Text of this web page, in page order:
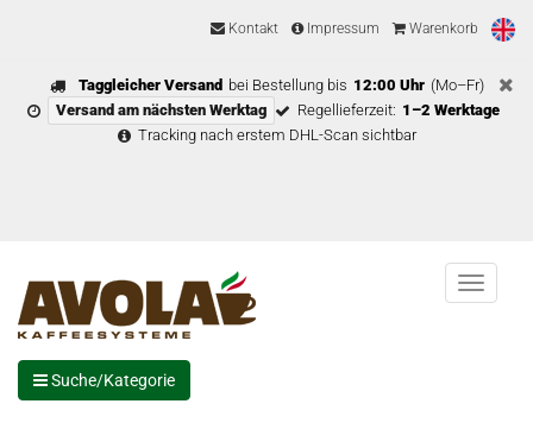
Kontakt Impressum Warenkorb
Taggleicher Versand bei Bestellung bis 12:00 Uhr (Mo–Fr)
Versand am nächsten Werktag
Regellieferzeit: 1–2 Werktage
Tracking nach erstem DHL-Scan sichtbar
Menu
Suche/Kategorie